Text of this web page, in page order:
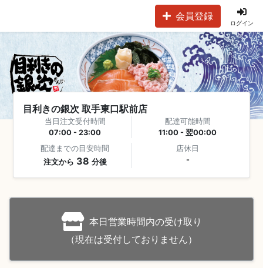
会員登録
ログイン
目利きの銀次 取手東口駅前店
当日注文受付時間
07:00 - 23:00
配達可能時間
11:00 - 翌00:00
配達までの目安時間
注文から 38 分後
店休日
-
本日営業時間内の受け取り
（現在は受付しておりません）